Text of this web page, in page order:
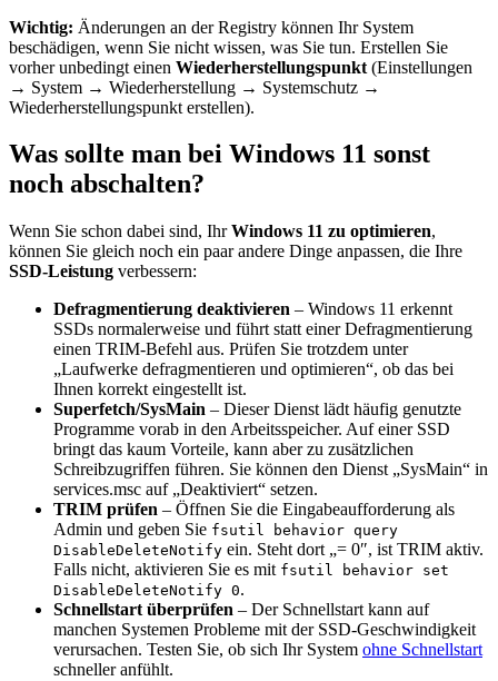
Wichtig: Änderungen an der Registry können Ihr System
beschädigen, wenn Sie nicht wissen, was Sie tun. Erstellen Sie
vorher unbedingt einen Wiederherstellungspunkt (Einstellungen
→ System → Wiederherstellung → Systemschutz →
Wiederherstellungspunkt erstellen).
Was sollte man bei Windows 11 sonst
noch abschalten?
Wenn Sie schon dabei sind, IhrWindows 11 zu optimieren,
können Sie gleich noch ein paar andere Dinge anpassen, die Ihre
SSD-Leistung verbessern:
Defragmentierung deaktivieren – Windows 11 erkennt
SSDs normalerweise und führt statt einer Defragmentierung
einen TRIM-Befehl aus. Prüfen Sie trotzdem unter
„Laufwerke defragmentieren und optimieren“, ob das bei
Ihnen korrekt eingestellt ist.
Superfetch/SysMain – Dieser Dienst lädt häufig genutzte
Programme vorab in den Arbeitsspeicher. Auf einer SSD
bringt das kaum Vorteile, kann aber zu zusätzlichen
Schreibzugriffen führen. Sie können den Dienst „SysMain“ in
services.msc auf „Deaktiviert“ setzen.
TRIM prüfen – Öffnen Sie die Eingabeaufforderung als
Admin und geben Sie fsutil behavior query
DisableDeleteNotify ein. Steht dort „= 0″, ist TRIM aktiv.
Falls nicht, aktivieren Sie es mit fsutil behavior set
DisableDeleteNotify 0.
Schnellstart überprüfen – Der Schnellstart kann auf
manchen Systemen Probleme mit der SSD-Geschwindigkeit
verursachen. Testen Sie, ob sich Ihr System ohne Schnellstart
schneller anfühlt.